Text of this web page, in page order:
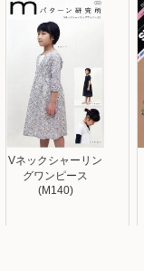
Vネックシャーリン
グワンピース
(M140)